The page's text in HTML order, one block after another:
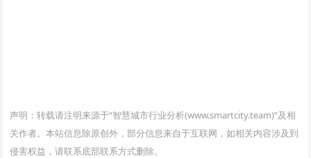
声明：转载请注明来源于“智慧城市行业分析(www.smartcity.team)”及相
关作者。本站信息除原创外，部分信息来自于互联网，如相关内容涉及到
侵害权益，请联系底部联系方式删除。